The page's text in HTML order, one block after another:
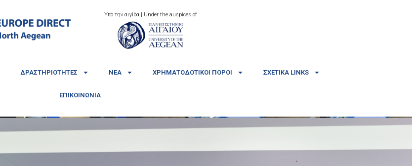
Υπό την αιγίδα | Under the auspices of
ΔΡΑΣΤΗΡΙΌΤΗΤΕΣ ΝΈΑ ΧΡΗΜΑΤΟΔΟΤΙΚΟΊ ΠΌΡΟΙ ΣΧΕΤΙΚΆ LINKS
ΕΠΙΚΟΙΝΩΝΊΑ